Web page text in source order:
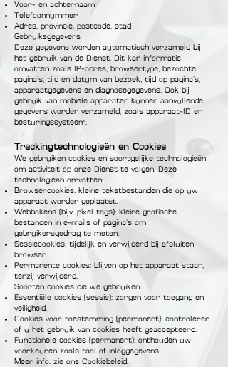
Voor- en achternaam
Telefoonnummer
Adres, provincie, postcode, stad
Gebruiksgegevens
Deze gegevens worden automatisch verzameld bij
het gebruik van de Dienst. Dit kan informatie
omvatten zoals IP-adres, browsertype, bezochte
pagina’s, tijd en datum van bezoek, tijd op pagina’s,
apparaatgegevens en diagnosegegevens. Ook bij
gebruik van mobiele apparaten kunnen aanvullende
gegevens worden verzameld, zoals apparaat-ID en
besturingssysteem.
Trackingtechnologieën en Cookies
We gebruiken cookies en soortgelijke technologieën
om activiteit op onze Dienst te volgen. Deze
technologieën omvatten:
Browsercookies: kleine tekstbestanden die op uw
apparaat worden geplaatst.
Webbakens (bijv. pixel tags): kleine grafische
bestanden in e-mails of pagina’s om
gebruikersgedrag te meten.
Sessiecookies: tijdelijk en verwijderd bij afsluiten
browser.
Permanente cookies: blijven op het apparaat staan,
tenzij verwijderd.
Soorten cookies die we gebruiken:
Essentiële cookies (sessie): zorgen voor toegang en
veiligheid.
Cookies voor toestemming (permanent): controleren
of u het gebruik van cookies heeft geaccepteerd.
Functionele cookies (permanent): onthouden uw
voorkeuren zoals taal of inloggegevens.
Meer info: zie ons Cookiebeleid.